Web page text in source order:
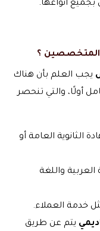
أنواعها.
المتخصصين ؟
يجب العلم بأن هناك
أولًا، والتي تنحصر
العامة أو
واللغة
خدمة العملاء.
يتم عن طريق